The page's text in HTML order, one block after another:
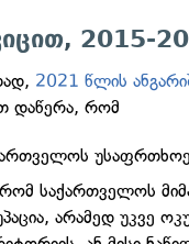
, 2015-
2021 წლის
დაწერა, რომ
საქართველოს
არამედ უკვე